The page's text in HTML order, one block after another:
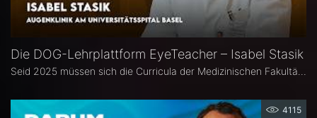
Die DOG-Lehrplattform EyeTeacher – Isabel Stasik
4115